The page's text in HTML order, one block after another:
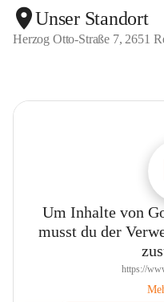
Unser Standort
Herzog Otto-Straße 7, 2651
Um Inhalte von
musst du der
https://